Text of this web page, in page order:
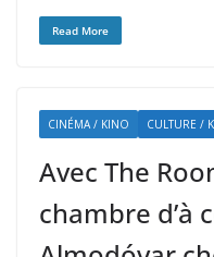
Read More
CINÉMA / KINO CULTURE /
Avec The
chambre d’à